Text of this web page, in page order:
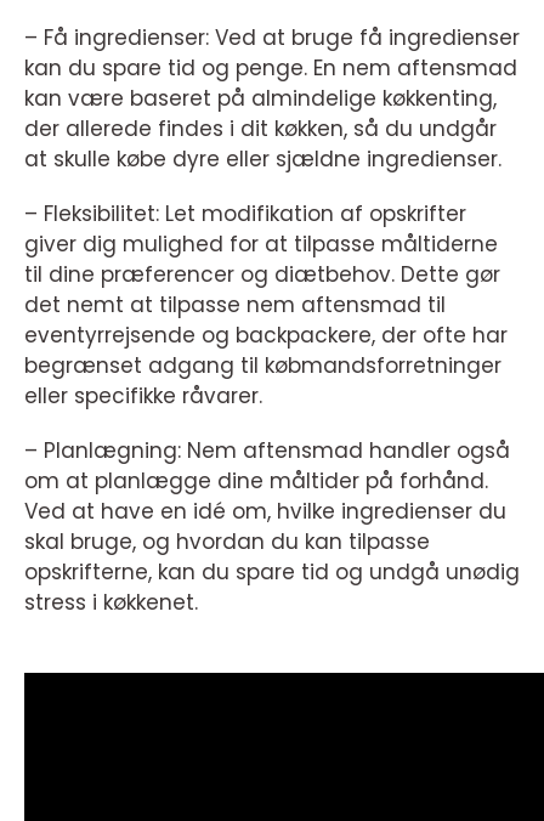
– Få ingredienser: Ved at bruge få ingredienser
kan du spare tid og penge. En nem aftensmad
kan være baseret på almindelige køkkenting,
der allerede findes i dit køkken, så du undgår
at skulle købe dyre eller sjældne ingredienser.
– Fleksibilitet: Let modifikation af opskrifter
giver dig mulighed for at tilpasse måltiderne
til dine præferencer og diætbehov. Dette gør
det nemt at tilpasse nem aftensmad til
eventyrrejsende og backpackere, der ofte har
begrænset adgang til købmandsforretninger
eller specifikke råvarer.
– Planlægning: Nem aftensmad handler også
om at planlægge dine måltider på forhånd.
Ved at have en idé om, hvilke ingredienser du
skal bruge, og hvordan du kan tilpasse
opskrifterne, kan du spare tid og undgå unødig
stress i køkkenet.